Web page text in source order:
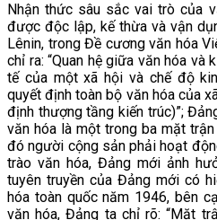
Nhận thức sâu sắc vai trò của
được độc lập, kế thừa và vận
Lênin, trong Đề cương văn hóa
chỉ ra: “Quan hệ giữa văn hóa và
tế của một xã hội và chế độ
quyết định toàn bộ văn hóa của
định thượng tầng kiến trúc)”;
văn hóa là một trong ba mặt
đó người cộng sản phải hoạt
trào văn hóa, Đảng mới ảnh
tuyên truyền của Đảng mới có
hóa toàn quốc năm 1946, bên
văn hóa, Đảng ta chỉ rõ: “Mặt